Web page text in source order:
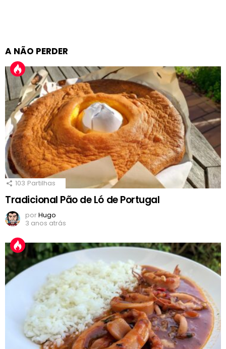
A NÃO PERDER
103 Partilhas
Tradicional Pão de Ló de Portugal
porHugo
3 anos atrás